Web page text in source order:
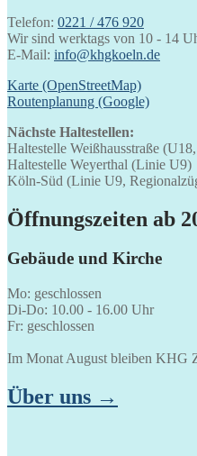
Telefon: 0221 / 476 920
Wir sind werktags von 10 - 14
E-Mail: info@khgkoeln.de
Karte (OpenStreetMap)
Routenplanung (Google)
Nächste Haltestellen:
Haltestelle Weißhausstraße
Haltestelle Weyerthal (Linie U9)
Köln-Süd (Linie U9,
Öffnungszeiten ab
Gebäude und Kirche
Mo: geschlossen
Di-Do: 10.00 - 16.00 Uhr
Fr: geschlossen
Im Monat August bleiben KHG
Über uns →